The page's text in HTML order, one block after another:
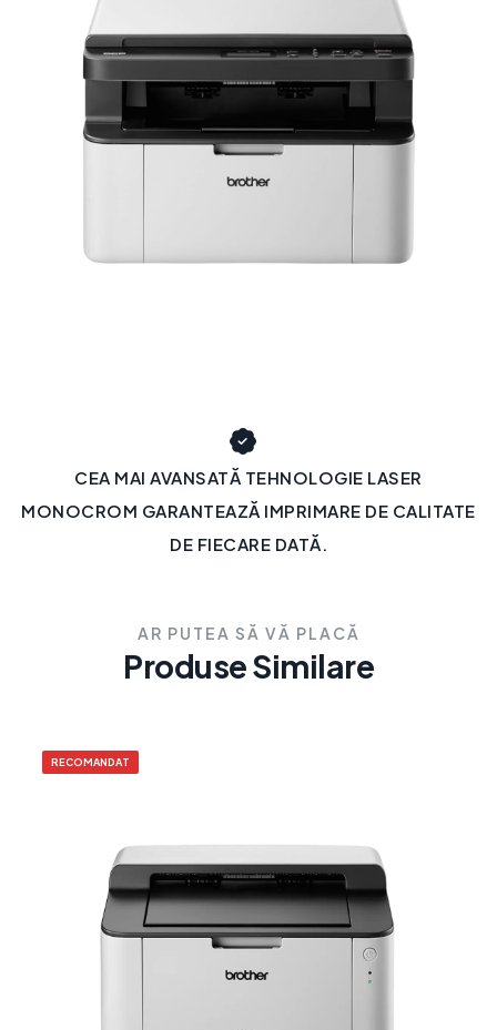
CEA MAI AVANSATĂ TEHNOLOGIE LASER
MONOCROM GARANTEAZĂ IMPRIMARE DE CALITATE
DE FIECARE DATĂ.
AR PUTEA SĂ VĂ PLACĂ
Produse Similare
RECOMANDAT